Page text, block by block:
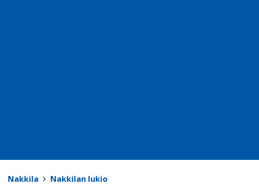
Nakkila Nakkilan lukio